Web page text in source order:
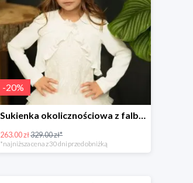
-20%
Sukienka okolicznościowa z falbankami
263.00 zł329.00 zł*
*najniższa cena z 30 dni przed obniżką